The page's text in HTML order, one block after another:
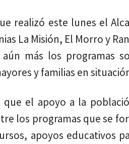
realizó este lunes el
La Misión, El Morro y
más los programas
y familias en
el apoyo a la
los programas que se
apoyos educativos